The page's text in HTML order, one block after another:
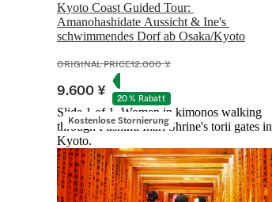
Kyoto Coast Guided Tour:
Amanohashidate Aussicht & Ine's
schwimmendes Dorf ab Osaka/Kyoto
ORIGINAL PRICE12.000 ¥
9.600 ¥ 20 % Rabatt
Kostenlose Stornierung
Slide 1 of 1, Women in kimonos walking
through Fushimi Inari Shrine's torii gates in
Kyoto.